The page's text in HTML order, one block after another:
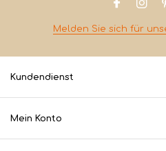
Melden Sie sich für
Kundendienst
Mein Konto